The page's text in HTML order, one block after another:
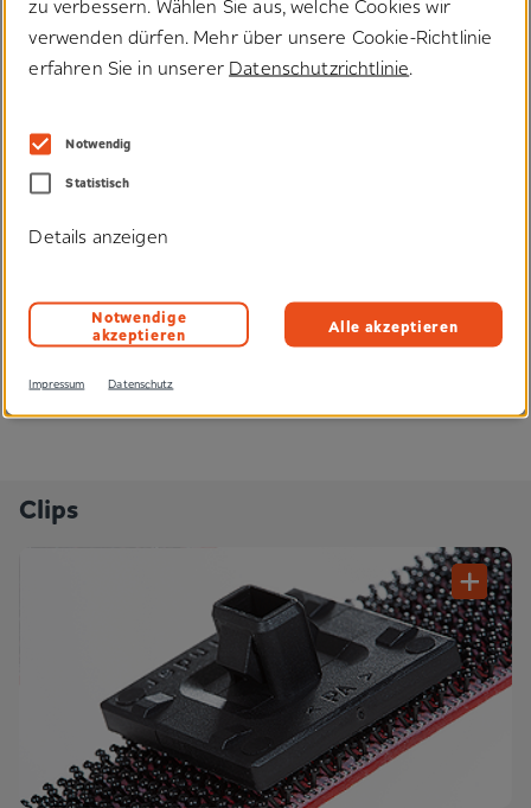
wick­eln wir für Ihre Anwendung Kunststoffprofile in Kombination
mit unseren Haftverschlüssen. Eine sichere Lösung mit
individuellem Profil.
#Bauindustrie #Erneuerbare Energien
#Möbel & Inneneinrichtung
Technologien
Clips
zu verbessern. Wählen Sie aus, welche Cookies wir
verwenden dürfen. Mehr über unsere Cookie-Richtlinie
erfahren Sie in unserer Datenschutzrichtlinie.
Notwendig
Statistisch
Details anzeigen
Notwendige
akzeptieren Alle akzeptieren
Impressum Datenschutz